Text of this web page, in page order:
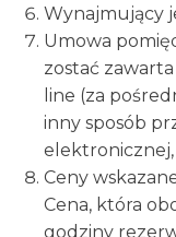
Wynajmujący
Umowa
zostać
line (za
inny sposób
Ceny
Cena, która
godziny